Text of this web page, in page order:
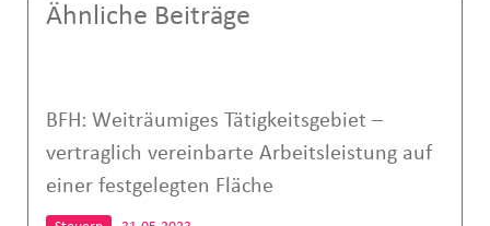
Ähnliche Beiträge
BFH: Weiträumiges Tätigkeitsgebiet –
vertraglich vereinbarte Arbeitsleistung auf
einer festgelegten Fläche